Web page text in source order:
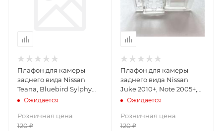
Плафон для камеры
заднего вида Nissan
Teana, Bluebird Sylphy
2005-2012 (черное
Ожидается
Розничная цена
120₽
Плафон для камеры
заднего вида Nissan
Juke 2010+, Note 2005+,
Pathfinder 2010+, Patrol
Peugeot 307, Lifan X60
LeTrun 3676
Ожидается
Розничная цена
120₽